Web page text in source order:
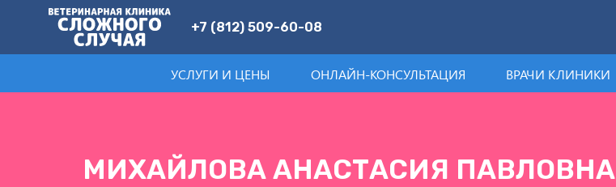
+7 (812) 509-60-08
УСЛУГИ И ЦЕНЫ ОНЛАЙН-КОНСУЛЬТАЦИЯ ВРАЧИ КЛИНИКИ
МИХАЙЛОВА АНАСТАСИЯ ПАВЛОВНА